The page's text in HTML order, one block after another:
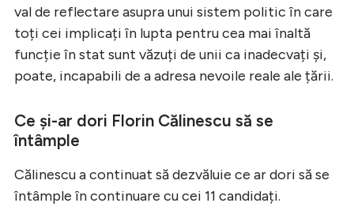
val de reflectare asupra unui sistem politic în care
toți cei implicați în lupta pentru cea mai înaltă
funcție în stat sunt văzuți de unii ca inadecvați și,
poate, incapabili de a adresa nevoile reale ale țării.
Ce și-ar dori Florin Călinescu să se
întâmple
Călinescu a continuat să dezvăluie ce ar dori să se
întâmple în continuare cu cei 11 candidați.